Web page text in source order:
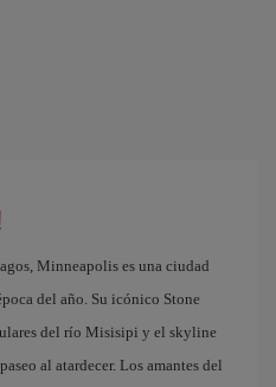
Minneapolis es una ciudad
del año. Su icónico Stone
del río Misisipi y el skyline
al atardecer. Los amantes del